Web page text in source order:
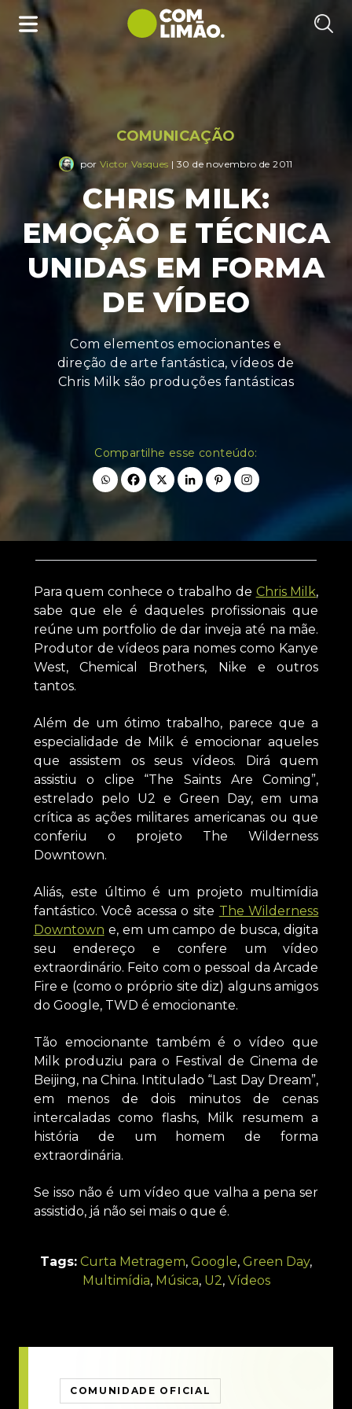
COMUNICAÇÃO
porVictor Vasques | 30 de novembro de 2011
CHRIS MILK:
EMOÇÃO E TÉCNICA
UNIDAS EM FORMA
DE VÍDEO
Com elementos emocionantes e
direção de arte fantástica, vídeos de
Chris Milk são produções fantásticas
Compartilhe esse conteúdo:
Para quem conhece o trabalho de Chris Milk,
sabe que ele é daqueles profissionais que
reúne um portfolio de dar inveja até na mãe.
Produtor de vídeos para nomes como Kanye
West, Chemical Brothers, Nike e outros
tantos.
Além de um ótimo trabalho, parece que a
especialidade de Milk é emocionar aqueles
que assistem os seus vídeos. Dirá quem
assistiu o clipe “The Saints Are Coming”,
estrelado pelo U2 e Green Day, em uma
crítica as ações militares americanas ou que
conferiu o projeto The Wilderness
Downtown.
Aliás, este último é um projeto multimídia
fantástico. Você acessa o site The Wilderness
Downtown e, em um campo de busca, digita
seu endereço e confere um vídeo
extraordinário. Feito com o pessoal da Arcade
Fire e (como o próprio site diz) alguns amigos
do Google, TWD é emocionante.
Tão emocionante também é o vídeo que
Milk produziu para o Festival de Cinema de
Beijing, na China. Intitulado “Last Day Dream”,
em menos de dois minutos de cenas
intercaladas como flashs, Milk resumem a
história de um homem de forma
extraordinária.
Se isso não é um vídeo que valha a pena ser
assistido, já não sei mais o que é.
Tags: Curta Metragem, Google, Green Day,
Multimídia, Música, U2, Vídeos
COMUNIDADE OFICIAL